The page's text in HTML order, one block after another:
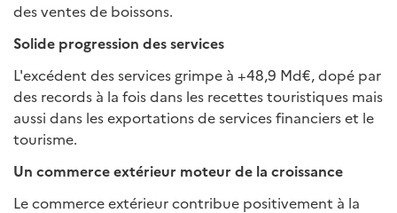
des ventes de boissons.
Solide progression des services
L'excédent des services grimpe à +48,9 Md€, dopé par
des records à la fois dans les recettes touristiques mais
aussi dans les exportations de services financiers et le
tourisme.
Un commerce extérieur moteur de la croissance
Le commerce extérieur contribue positivement à la